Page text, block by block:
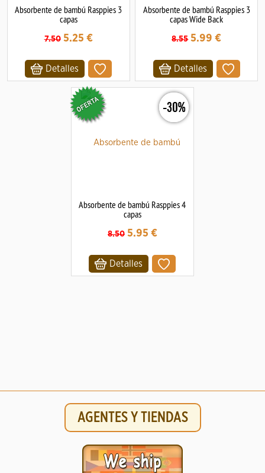
Absorbente de bambú Rasppies 3
capas
7.50 5.25 €
Detalles
Absorbente de bambú Rasppies 3
capas Wide Back
8.55 5.99 €
Detalles
-30%
Absorbente de bambú Rasppies 4
capas
8.50 5.95 €
Detalles
AGENTES Y TIENDAS